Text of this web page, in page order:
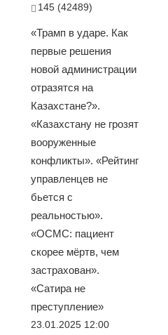
145 (42489)
«Трамп в ударе. Как
первые решения
новой администрации
отразятся на
Казахстане?».
«Казахстану не грозят
вооруженные
конфликты». «Рейтинг
управленцев не
бьется с
реальностью».
«ОСМС: пациент
скорее мёртв, чем
застрахован».
«Сатира не
преступление»
23.01.2025 12:00